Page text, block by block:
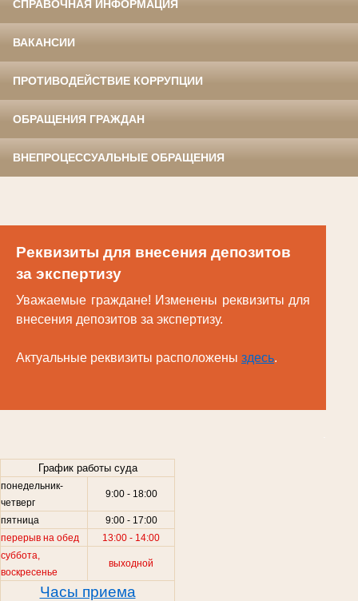
СПРАВОЧНАЯ ИНФОРМАЦИЯ
ВАКАНСИИ
ПРОТИВОДЕЙСТВИЕ КОРРУПЦИИ
ОБРАЩЕНИЯ ГРАЖДАН
ВНЕПРОЦЕССУАЛЬНЫЕ ОБРАЩЕНИЯ
Реквизиты для внесения депозитов
за экспертизу
Уважаемые граждане! Изменены реквизиты для
внесения депозитов за экспертизу.
Актуальные реквизиты расположеныздесь.
График работы суда
понедельник-
четверг
9:00 - 18:00
пятница
9:00 - 17:00
перерыв на обед
13:00 - 14:00
суббота,
воскресенье
выходной
Часы приема